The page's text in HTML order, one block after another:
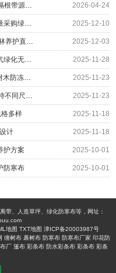
2026-04-24
2025-12-10
2025-12-03
2025-11-28
2025-11-23
2025-11-23
多样 2025-11-18
计 2025-11-18
护方案 2025-10-01
防寒布 2025-10-01
带、人造草坪、绿化防寒布等，网址：
地图 TXT地图 津ICP备20003987号
缠树布 裹树布 防寒布 防寒布厂家 印花防
厂 篷布 彩条布 防水彩条布 彩条布 彩条